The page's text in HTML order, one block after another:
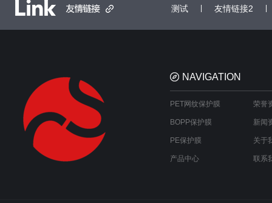
测试 | 友情链接2 |
NAVIGATION
PET网纹保护膜
BOPP保护膜
PE保护膜
产品中心
荣誉
新闻
关于
联系